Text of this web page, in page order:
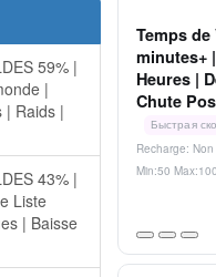
59% |
|
| Raids |
43% |
Liste
| Baisse
Temps
minutes+
Heures |
Chute
Быстрая
Recharge:
Min:50